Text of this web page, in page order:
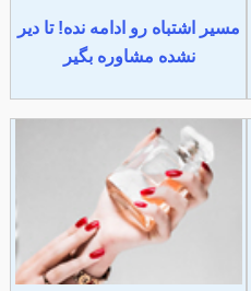
مسیر اشتباه رو ادامه نده! تا دیر
نشده مشاوره بگیر